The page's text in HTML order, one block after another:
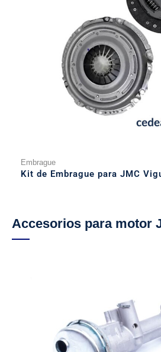
Embrague
Kit de Embrague para JMC
Accesorios para motor